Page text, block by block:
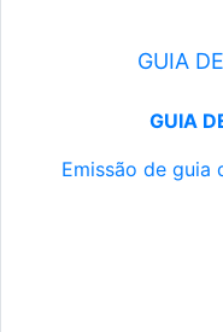
GUIA
GUIA
Emissão de guia